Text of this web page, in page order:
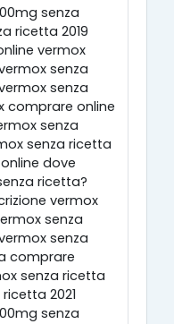
senza
ricetta 2019
vermox
senza
senza
comprare online
senza
senza ricetta
dove
ricetta?
vermox
senza
senza
comprare
senza ricetta
2021
senza